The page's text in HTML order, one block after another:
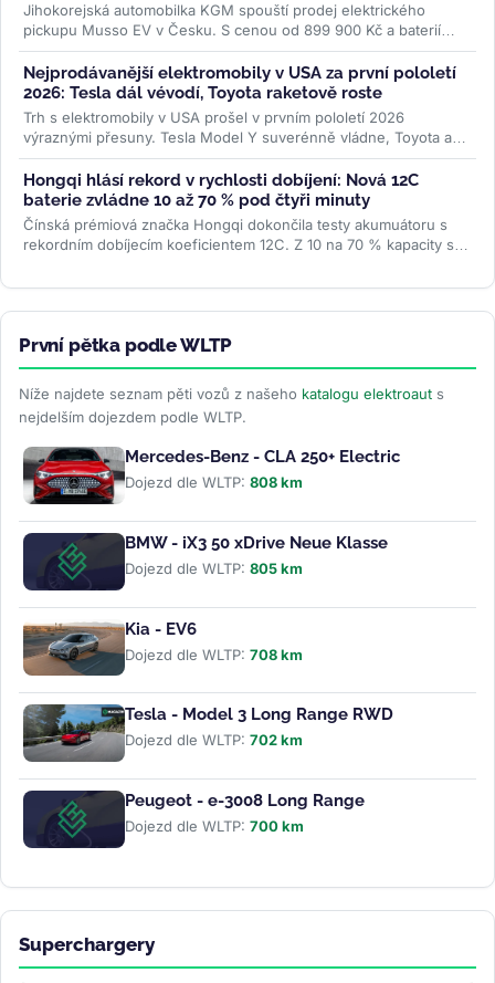
Jihokorejská automobilka KGM spouští prodej elektrického
pickupu Musso EV v Česku. S cenou od 899 900 Kč a baterií
BYD chce oslovit...>>
Nejprodávanější elektromobily v USA za první pololetí
2026: Tesla dál vévodí, Toyota raketově roste
Trh s elektromobily v USA prošel v prvním pololetí 2026
výraznými přesuny. Tesla Model Y suverénně vládne, Toyota a
Lexus raketově rostou,...>>
Hongqi hlásí rekord v rychlosti dobíjení: Nová 12C
baterie zvládne 10 až 70 % pod čtyři minuty
Čínská prémiová značka Hongqi dokončila testy akumuátoru s
rekordním dobíjecím koeficientem 12C. Z 10 na 70 % kapacity se
První pětka podle WLTP
Níže najdete seznam pěti vozů z našeho katalogu elektroaut s
nejdelším dojezdem podle WLTP.
Mercedes-Benz - CLA 250+ Electric
Dojezd dle WLTP: 808 km
BMW - iX3 50 xDrive Neue Klasse
Dojezd dle WLTP: 805 km
Kia - EV6
Dojezd dle WLTP: 708 km
Tesla - Model 3 Long Range RWD
Dojezd dle WLTP: 702 km
Peugeot - e-3008 Long Range
Dojezd dle WLTP: 700 km
Superchargery